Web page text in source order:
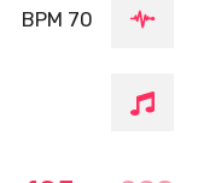
70 BPM